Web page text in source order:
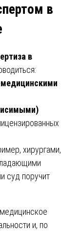
в
в
хирургами,
суд поручит
и, по